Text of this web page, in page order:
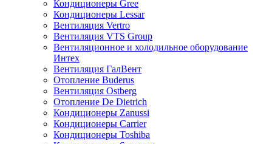
Кондиционеры Gree
Кондиционеры Lessar
Вентиляция Vertro
Вентиляция VTS Group
Вентиляционное и холодильное оборудование
Интех
Вентиляция ГалВент
Отопление Buderus
Вентиляция Ostberg
Отопление De Dietrich
Кондиционеры Zanussi
Кондиционеры Carrier
Кондиционеры Toshiba